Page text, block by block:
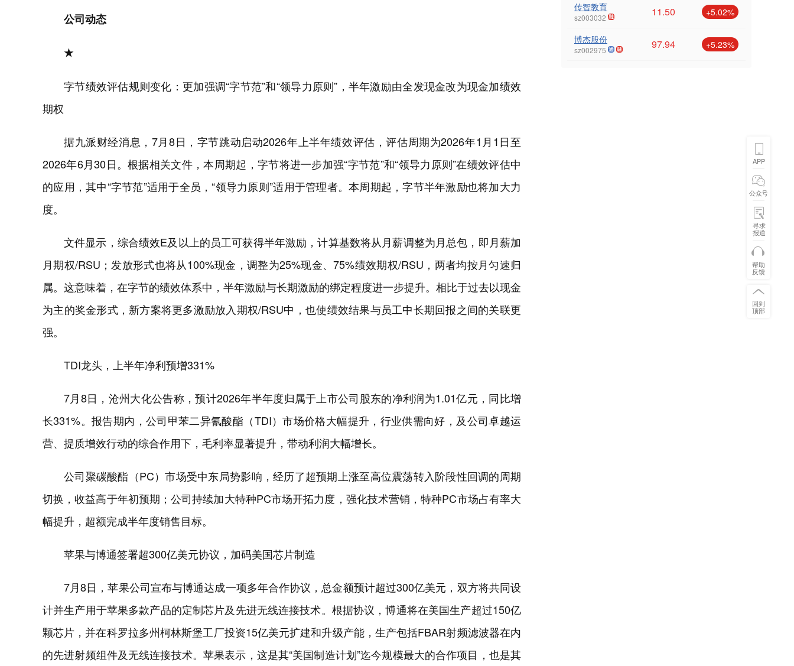
公司动态
★
字节绩效评估规则变化：更加强调“字节范”和“领导力原则”，半年激励由全发现金改为现金加绩效
期权
据九派财经消息，7月8日，字节跳动启动2026年上半年绩效评估，评估周期为2026年1月1日至
2026年6月30日。根据相关文件，本周期起，字节将进一步加强“字节范”和“领导力原则”在绩效评估中
的应用，其中“字节范”适用于全员，“领导力原则”适用于管理者。本周期起，字节半年激励也将加大力
度。
文件显示，综合绩效E及以上的员工可获得半年激励，计算基数将从月薪调整为月总包，即月薪加
月期权/RSU；发放形式也将从100%现金，调整为25%现金、75%绩效期权/RSU，两者均按月匀速归
属。这意味着，在字节的绩效体系中，半年激励与长期激励的绑定程度进一步提升。相比于过去以现金
为主的奖金形式，新方案将更多激励放入期权/RSU中，也使绩效结果与员工中长期回报之间的关联更
强。
TDI龙头，上半年净利预增331%
7月8日，沧州大化公告称，预计2026年半年度归属于上市公司股东的净利润为1.01亿元，同比增
长331%。报告期内，公司甲苯二异氰酸酯（TDI）市场价格大幅提升，行业供需向好，及公司卓越运
营、提质增效行动的综合作用下，毛利率显著提升，带动利润大幅增长。
公司聚碳酸酯（PC）市场受中东局势影响，经历了超预期上涨至高位震荡转入阶段性回调的周期
切换，收益高于年初预期；公司持续加大特种PC市场开拓力度，强化技术营销，特种PC市场占有率大
幅提升，超额完成半年度销售目标。
苹果与博通签署超300亿美元协议，加码美国芯片制造
7月8日，苹果公司宣布与博通达成一项多年合作协议，总金额预计超过300亿美元，双方将共同设
计并生产用于苹果多款产品的定制芯片及先进无线连接技术。根据协议，博通将在美国生产超过150亿
颗芯片，并在科罗拉多州柯林斯堡工厂投资15亿美元扩建和升级产能，生产包括FBAR射频滤波器在内
的先进射频组件及无线连接技术。苹果表示，这是其“美国制造计划”迄今规模最大的合作项目，也是其
传智教育
sz003032 11.50 +5.02%
博杰股份
sz002975 97.94 +5.23%
APP
公众号
寻求
报道
帮助
反馈
回到
顶部